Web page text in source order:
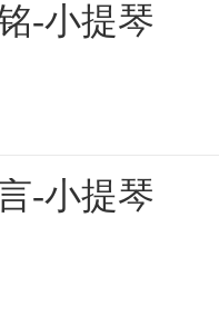
-小提琴
-小提琴